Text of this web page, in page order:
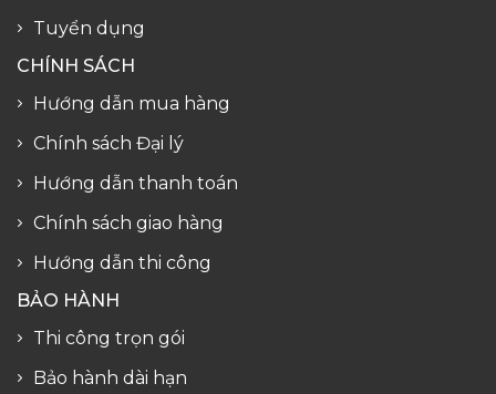
Tuyển dụng
CHÍNH SÁCH
Hướng dẫn mua hàng
Chính sách Đại lý
Hướng dẫn thanh toán
Chính sách giao hàng
Hướng dẫn thi công
BẢO HÀNH
Thi công trọn gói
Bảo hành dài hạn